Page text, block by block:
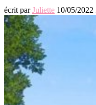
écrit parJuliette 10/05/2022